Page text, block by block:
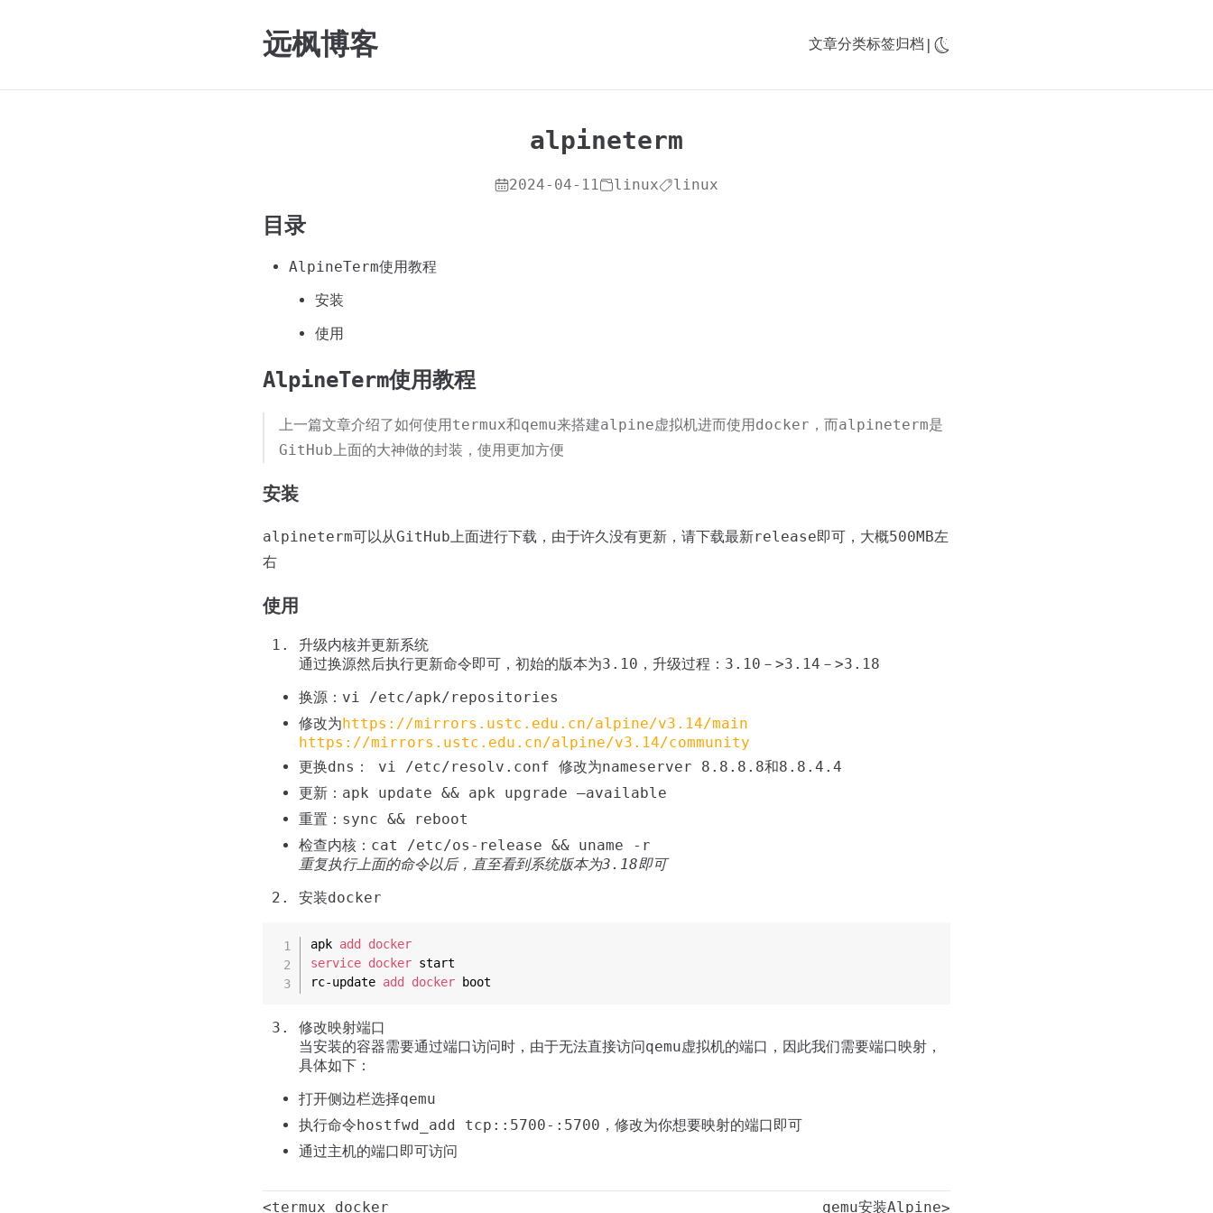
远枫博客 文章分类标签归档 |
alpineterm
2024-04-11 linux linux
目录
AlpineTerm使用教程
安装
使用
AlpineTerm使用教程
上一篇文章介绍了如何使用termux和qemu来搭建alpine虚拟机进而使用docker，而alpineterm是
GitHub上面的大神做的封装，使用更加方便
安装
alpineterm可以从GitHub上面进行下载，由于许久没有更新，请下载最新release即可，大概500MB左
右
使用
升级内核并更新系统
通过换源然后执行更新命令即可，初始的版本为3.10，升级过程：3.10－>3.14－>3.18
换源：vi /etc/apk/repositories
修改为 https://mirrors.ustc.edu.cn/alpine/v3.14/main
https://mirrors.ustc.edu.cn/alpine/v3.14/community
更换dns： vi /etc/resolv.conf 修改为nameserver 8.8.8.8和8.8.4.4
更新：apk update && apk upgrade –available
重置：sync && reboot
检查内核：cat /etc/os-release && uname -r
重复执行上面的命令以后，直至看到系统版本为3.18即可
安装docker
apk add
docker
service docker start
rc-update add docker boot
修改映射端口
当安装的容器需要通过端口访问时，由于无法直接访问qemu虚拟机的端口，因此我们需要端口映射，
具体如下：
打开侧边栏选择qemu
执行命令hostfwd_add tcp::5700-:5700，修改为你想要映射的端口即可
通过主机的端口即可访问
<termux docker qemu安装Alpine>